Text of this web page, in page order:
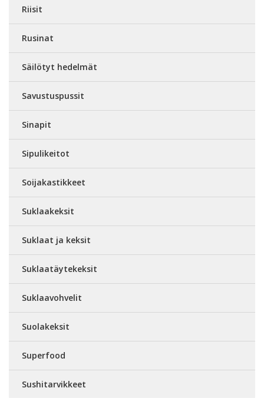
Riisit
Rusinat
Säilötyt hedelmät
Savustuspussit
Sinapit
Sipulikeitot
Soijakastikkeet
Suklaakeksit
Suklaat ja keksit
Suklaatäytekeksit
Suklaavohvelit
Suolakeksit
Superfood
Sushitarvikkeet